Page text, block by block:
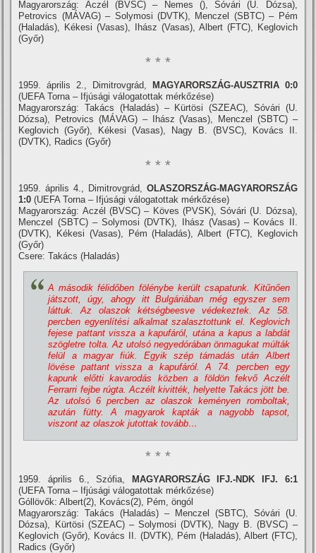
Magyarország: Aczél (BVSC) – Nemes (), Sóvári (U. Dózsa),
Petrovics (MÁVAG) – Solymosi (DVTK), Menczel (SBTC) – Pém
(Haladás), Kékesi (Vasas), Ihász (Vasas), Albert (FTC), Keglovich
(Győr)
* * *
1959. április 2., Dimitrovgrád,
MAGYARORSZÁG-AUSZTRIA 0:0
(UEFA Torna – Ifjúsági válogatottak mérkőzése)
Magyarország: Takács (Haladás) – Kürtösi (SZEAC), Sóvári (U.
Dózsa), Petrovics (MÁVAG) – Ihász (Vasas), Menczel (SBTC) –
Keglovich (Győr), Kékesi (Vasas), Nagy B. (BVSC), Kovács II.
(DVTK), Radics (Győr)
* * *
1959. április 4., Dimitrovgrád, OLASZORSZÁG-MAGYARORSZÁG
1:0 (UEFA Torna – Ifjúsági válogatottak mérkőzése)
Magyarország: Aczél (BVSC) – Köves (PVSK), Sóvári (U. Dózsa),
Menczel (SBTC) – Solymosi (DVTK), Ihász (Vasas) – Kovács II.
(DVTK), Kékesi (Vasas), Pém (Haladás), Albert (FTC), Keglovich
(Győr)
Csere: Takács (Haladás)
A második félidőben fölénybe került csapatunk. Kitűnően
játszott, úgy, ahogy itt Bulgáriában még egyszer sem
láttuk. Az olaszok kétségbeesve védekeztek. Az 58.
percben egyenlí­tési alkalmat szalasztottunk el. Keglovich
fejese pattant vissza a kapufáról, utána a kapus a labdát
szögletre tolta. Az utolsó negyedórában önmagukat múlták
felül a magyar fiúk. Egyik szép támadás után Albert
lövése pattant vissza a kapufáról. A 74. percben egy
kapunk előtti kavarodás közben a földön fekvő Aczélt
Ferrarri fejbe rúgta. Aczélt kivitték, helyette Takács jött be.
Az utolsó 6 percben az olaszok keményen romboltak,
azután fütty. A magyarok kapták a nagyobb tapsot,
viszont az olaszok jutottak tovább…
* * *
1959. április 6., Szófia,
MAGYARORSZÁG IFJ.-NDK IFJ. 6:1
(UEFA Torna – Ifjúsági válogatottak mérkőzése)
Góllövők: Albert(2), Kovács(2), Pém, öngól
Magyarország: Takács (Haladás) – Menczel (SBTC), Sóvári (U.
Dózsa), Kürtösi (SZEAC) – Solymosi (DVTK), Nagy B. (BVSC) –
Keglovich (Győr), Kovács II. (DVTK), Pém (Haladás), Albert (FTC),
Radics (Győr)